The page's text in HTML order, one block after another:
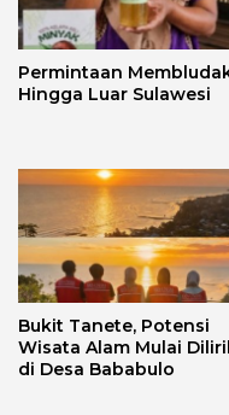
Permintaan
Hingga Luar Sulawesi
Bukit Tanete, Potensi
Wisata Alam Mulai
di Desa Bababulo